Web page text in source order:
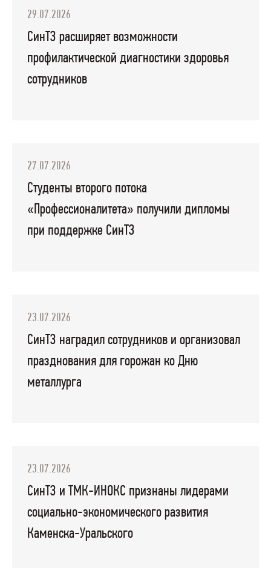
29.07.2026
СинТЗ расширяет возможности
профилактической диагностики здоровья
сотрудников
27.07.2026
Студенты второго потока
«Профессионалитета» получили дипломы
при поддержке СинТЗ
23.07.2026
СинТЗ наградил сотрудников и организовал
празднования для горожан ко Дню
металлурга
23.07.2026
СинТЗ и ТМК-ИНОКС признаны лидерами
социально-экономического развития
Каменска-Уральского